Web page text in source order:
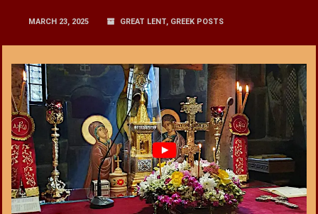
MARCH 23, 2025 GREAT LENT, GREEK POSTS